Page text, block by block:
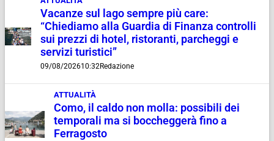
Vacanze sul lago sempre più care:
“Chiediamo alla Guardia di Finanza controlli
sui prezzi di hotel, ristoranti, parcheggi e
servizi turistici”
09/08/202610:32Redazione
ATTUALITÀ
Como, il caldo non molla: possibili dei
temporali ma si boccheggerà fino a
Ferragosto